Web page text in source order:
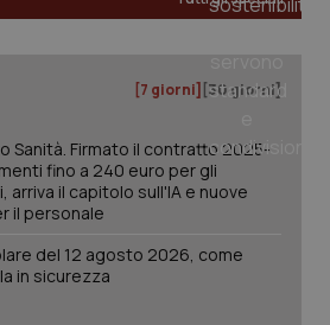
[7 giorni] [30 giorni]
Sanità. Firmato il contratto 2025-
fino a 240 euro per gli
arriva il capitolo sull'IA e nuove
il personale
del 12 agosto 2026, come
in sicurezza